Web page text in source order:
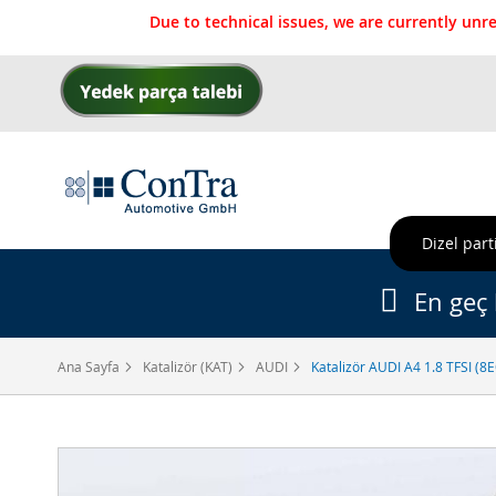
Due to technical issues, we are currently
İçeriğe
Dizel
Ana Sayfa Katalizör (KAT) AUDI Katalizör AUDI A4 1.8 TFSI
En